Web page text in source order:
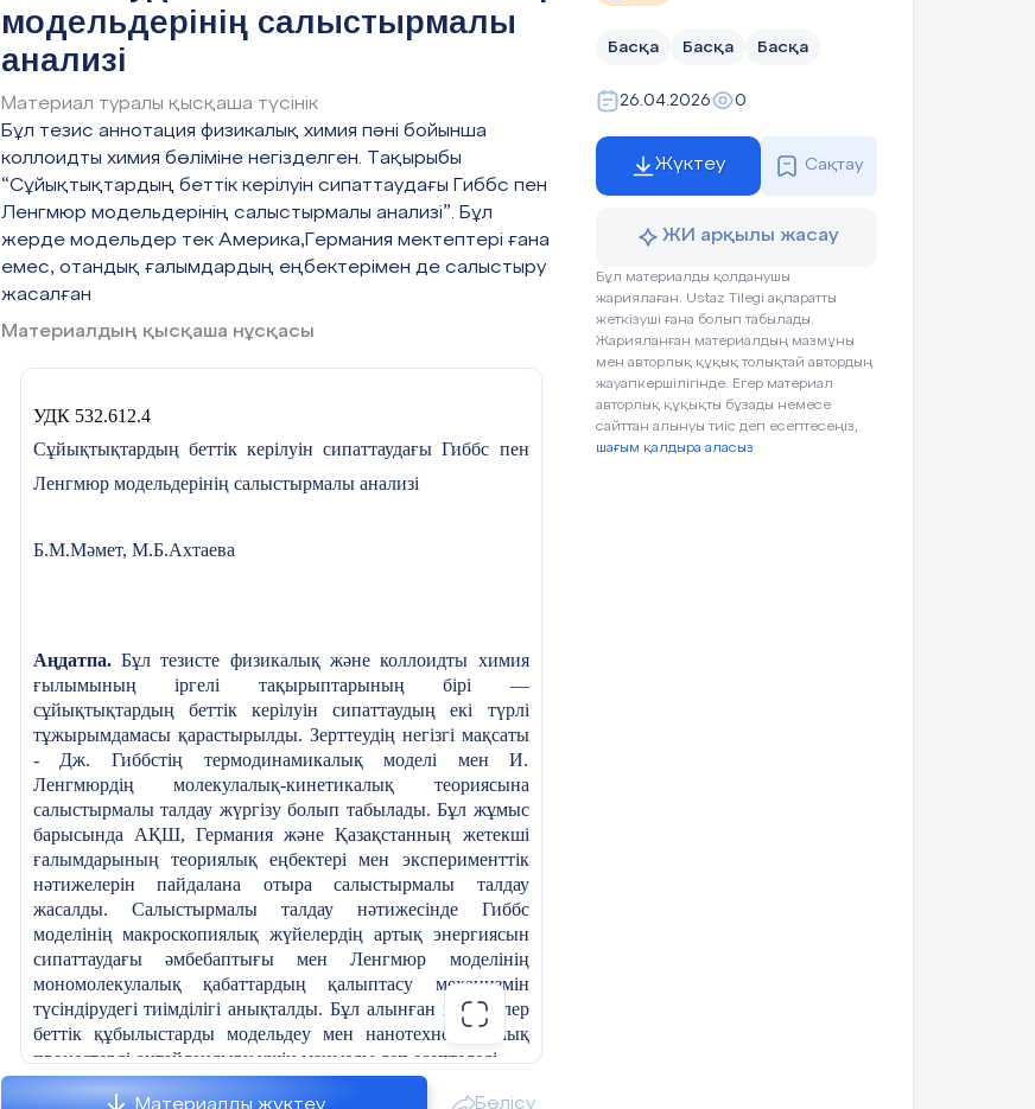
модельдерінің салыстырмалы
анализі
Материал туралы қысқаша түсінік
Бұл тезис аннотация физикалық химия пәні бойынша
коллоидты химия бөліміне негізделген. Тақырыбы
“Сұйықтықтардың беттік керілуін сипаттаудағы Гиббс пен
Ленгмюр модельдерінің салыстырмалы анализі”. Бұл
жерде модельдер тек Америка,Германия мектептері ғана
емес, отандық ғалымдардың еңбектерімен де салыстыру
жасалған
Материалдың қысқаша нұсқасы
УДК 532.612.4
Сұйықтықтардың беттік керілуін сипаттаудағы Гиббс пен
Ленгмюр модельдерінің салыстырмалы анализі
Б.М.Мәмет, М.Б.Ахтаева
Аңдатпа. Бұл тезисте физикалық және коллоидты химия
ғылымының іргелі тақырыптарының бірі —
сұйықтықтардың беттік керілуін сипаттаудың екі түрлі
тұжырымдамасы қарастырылды. Зерттеудің негізгі мақсаты
- Дж. Гиббстің термодинамикалық моделі мен И.
Ленгмюрдің молекулалық-кинетикалық теориясына
салыстырмалы талдау жүргізу болып табылады. Бұл жұмыс
барысында АҚШ, Германия және Қазақстанның жетекші
ғалымдарының теориялық еңбектері мен эксперименттік
нәтижелерін пайдалана отыра салыстырмалы талдау
жасалды. Салыстырмалы талдау нәтижесінде Гиббс
моделінің макроскопиялық жүйелердің артық энергиясын
сипаттаудағы әмбебаптығы мен Ленгмюр моделінің
мономолекулалық қабаттардың қалыптасу механизмін
түсіндірудегі тиімділігі анықталды. Бұл алынған нәтижелер
беттік құбылыстарды модельдеу мен нанотехнологиялық
процестерді оңтайландыру үшін маңызды деп есептеледі.
Кілт сөздер:
беттік керілу, Гиббс моделі, Ленгмюр
Бөлісу
Басқа Басқа Басқа
26.04.2026 0
Жүктеу Сақтау
ЖИ арқылы жасау
Бұл материалды қолданушы
жариялаған. Ustaz Tilegi ақпаратты
жеткізуші ғана болып табылады.
Жарияланған материалдың мазмұны
мен авторлық құқық толықтай автордың
жауапкершілігінде. Егер материал
авторлық құқықты бұзады немесе
сайттан алынуы тиіс деп есептесеңіз,
шағым қалдыра аласыз